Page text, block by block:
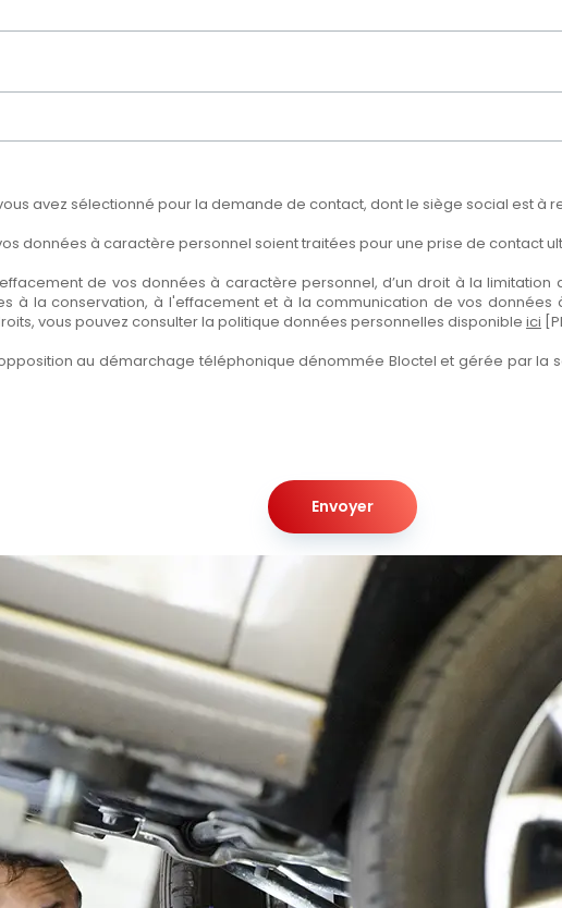
avez sélectionné pour la demande de contact, dont le siège social est à
données à caractère personnel soient traitées pour une prise de contact
de vos données à caractère personnel, d’un droit à la
à la conservation, à l'effacement et à la communication de vos
vous pouvez consulter la politique données personnelles disponible ici
au démarchage téléphonique dénommée Bloctel et gérée par
Envoyer